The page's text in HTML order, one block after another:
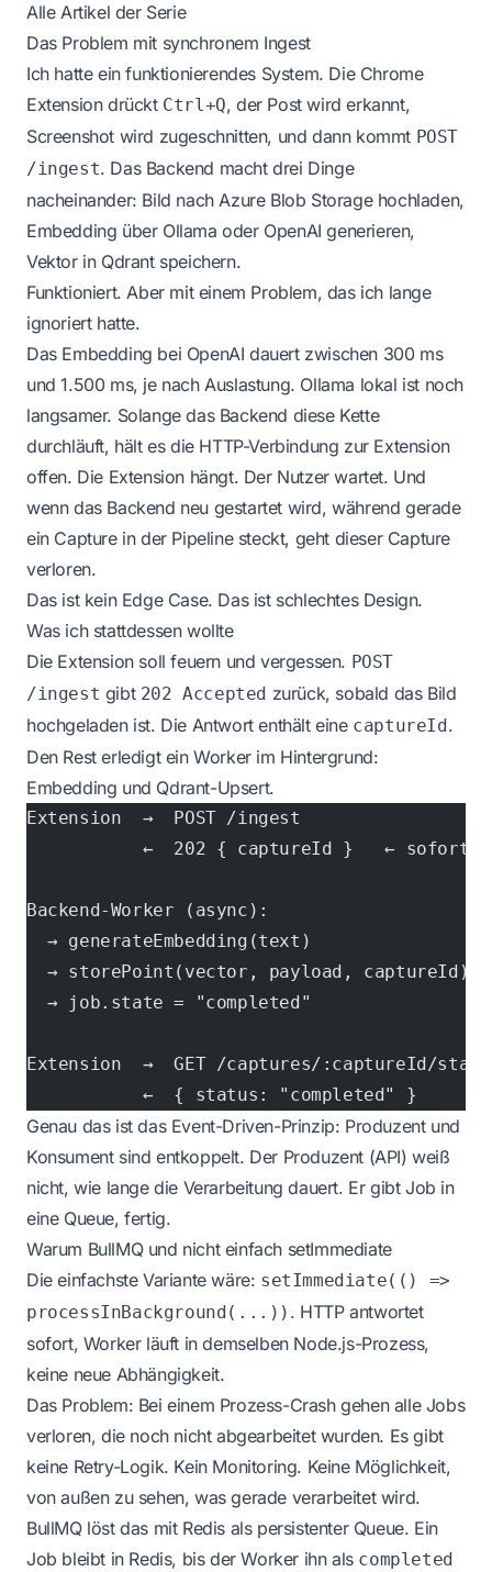
Alle Artikel der Serie
Das Problem mit synchronem Ingest
Ich hatte ein funktionierendes System. Die Chrome
Extension drückt Ctrl+Q, der Post wird erkannt,
Screenshot wird zugeschnitten, und dann kommt POST
/ingest. Das Backend macht drei Dinge
nacheinander: Bild nach Azure Blob Storage hochladen,
Embedding über Ollama oder OpenAI generieren,
Vektor in Qdrant speichern.
Funktioniert. Aber mit einem Problem, das ich lange
ignoriert hatte.
Das Embedding bei OpenAI dauert zwischen 300 ms
und 1.500 ms, je nach Auslastung. Ollama lokal ist noch
langsamer. Solange das Backend diese Kette
durchläuft, hält es die HTTP-Verbindung zur Extension
offen. Die Extension hängt. Der Nutzer wartet. Und
wenn das Backend neu gestartet wird, während gerade
ein Capture in der Pipeline steckt, geht dieser Capture
verloren.
Das ist kein Edge Case. Das ist schlechtes Design.
Was ich stattdessen wollte
Die Extension soll feuern und vergessen. POST
/ingest gibt 202 Accepted zurück, sobald das Bild
hochgeladen ist. Die Antwort enthält eine captureId.
Den Rest erledigt ein Worker im Hintergrund:
Embedding und Qdrant-Upsert.
Extension  →  POST /ingest
           ←  202 { captureId }   ← sofort
Backend-Worker (async):
  → generateEmbedding(text)
  → storePoint(vector, payload, captureId)
  → job.state = "completed"
Extension  →  GET /captures/:captureId/
           ←  { status: "completed" }
Genau das ist das Event-Driven-Prinzip: Produzent und
Konsument sind entkoppelt. Der Produzent (API) weiß
nicht, wie lange die Verarbeitung dauert. Er gibt Job in
eine Queue, fertig.
Warum BullMQ und nicht einfach setImmediate
Die einfachste Variante wäre: setImmediate(() =>
processInBackground(...)) . HTTP antwortet
sofort, Worker läuft in demselben Node.js-Prozess,
keine neue Abhängigkeit.
Das Problem: Bei einem Prozess-Crash gehen alle Jobs
verloren, die noch nicht abgearbeitet wurden. Es gibt
keine Retry-Logik. Kein Monitoring. Keine Möglichkeit,
von außen zu sehen, was gerade verarbeitet wird.
BullMQ löst das mit Redis als persistenter Queue. Ein
Job bleibt in Redis, bis der Worker ihn als completed